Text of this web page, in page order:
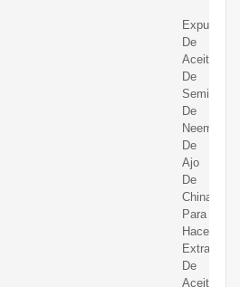
Expulsor
De
Aceite
De
Semilla
De
Neem
De
Ajo
De
Para
Hacer
Extracto
De
Aceite